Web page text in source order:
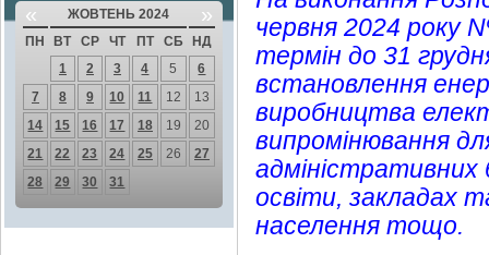
« ЖОВТЕНЬ 2024 »
ПН ВТ СР ЧТ ПТ СБ
НД
1
2 3 4 5
6
7
8 9 10 11 12
13
14
15 16 17 18 19
20
21
22 23 24 25 26
27
28
29 30 31
червня 2024 року
термін до 31
встановлення
виробництва
випромінювання
адміністративних
освіти, закладах
населення тощо.